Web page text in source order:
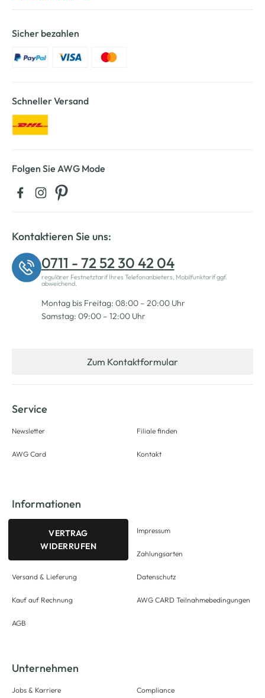
Sicher bezahlen
Schneller Versand
Folgen Sie AWG Mode
Kontaktieren Sie uns:
0711 - 72 52 30 42 04
regulärer Festnetztarif Ihres Telefonanbieters, Mobilfunktarif ggf.
abweichend.
Montag bis Freitag: 08:00 – 20:00 Uhr
Samstag: 09:00 – 12:00 Uhr
Zum Kontaktformular
Service
Newsletter
AWG Card
Filiale finden
Kontakt
Informationen
VERTRAG
WIDERRUFEN
Versand & Lieferung
Kauf auf Rechnung
AGB
Impressum
Zahlungsarten
Datenschutz
AWG CARD Teilnahmebedingungen
Unternehmen
Jobs & Karriere Compliance